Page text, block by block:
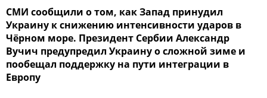
СМИ сообщили о том, как Запад принудил
Украину к снижению интенсивности ударов в
Чёрном море. Президент Сербии Александр
Вучич предупредил Украину о сложной зиме и
пообещал поддержку на пути интеграции в
Европу